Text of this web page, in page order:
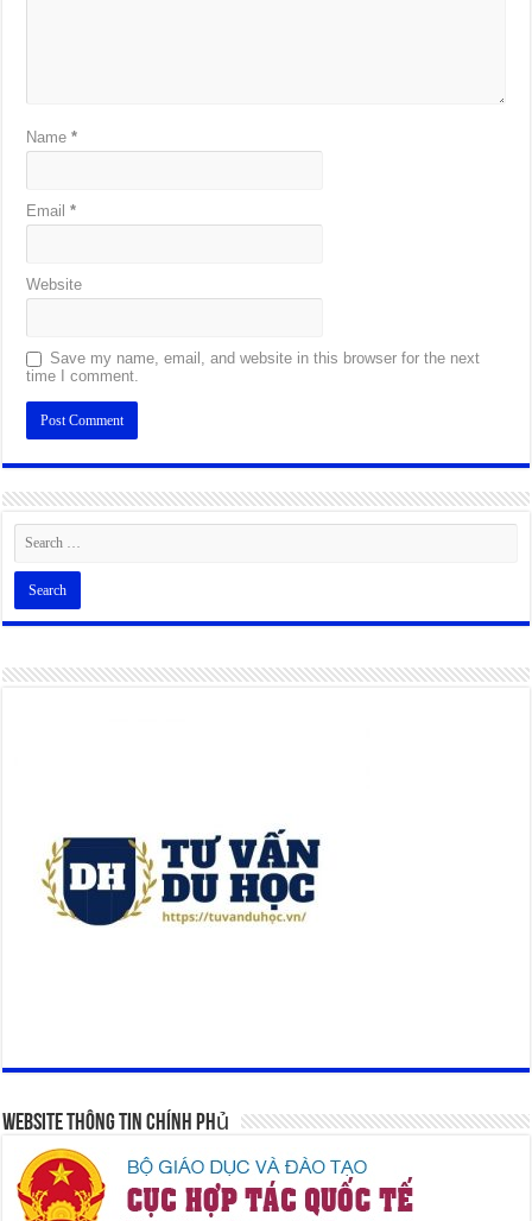
Name*
Email*
Website
Save my name, email, and website in this browser for the next
time I comment.
Alternative:
Website Thông Tin Chính Phủ